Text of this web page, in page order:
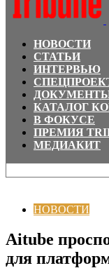
НОВОСТИ
СТАТЬИ
ИНТЕРВЬЮ
КАТАЛОГ
В ФОКУСЕ
ПРЕМИЯ
МЕДИАКИТ
НОВОСТИ
Aitube
для